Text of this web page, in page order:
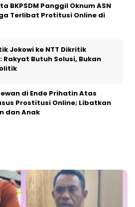
BKPSDM Panggil Oknum ASN
Terlibat Protitusi Online di
Jokowi ke NTT Dikritik
Rakyat Butuh Solusi, Bukan
di Ende Prihatin Atas
Prostitusi Online; Libatkan
dan Anak